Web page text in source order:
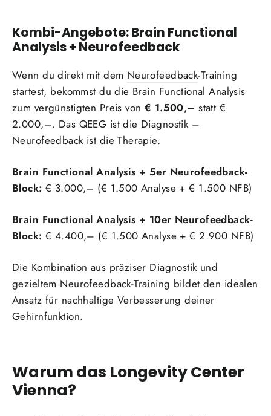
Kombi-Angebote: Brain Functional
Analysis + Neurofeedback
Wenn du direkt mit dem Neurofeedback-Training
startest, bekommst du die Brain Functional Analysis
zum vergünstigten Preis von € 1.500,– statt €
2.000,–. Das QEEG ist die Diagnostik –
Neurofeedback ist die Therapie.
Brain Functional Analysis + 5er Neurofeedback-
Block: € 3.000,– (€ 1.500 Analyse + € 1.500 NFB)
Brain Functional Analysis + 10er Neurofeedback-
Block: € 4.400,– (€ 1.500 Analyse + € 2.900 NFB)
Die Kombination aus präziser Diagnostik und
gezieltem Neurofeedback-Training bildet den idealen
Ansatz für nachhaltige Verbesserung deiner
Gehirnfunktion.
Warum das Longevity Center
Vienna?